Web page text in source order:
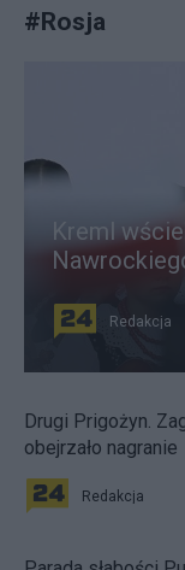
#Rosja
Kreml
Redakcja
Drugi Prigożyn.
obejrzało nagranie
Redakcja